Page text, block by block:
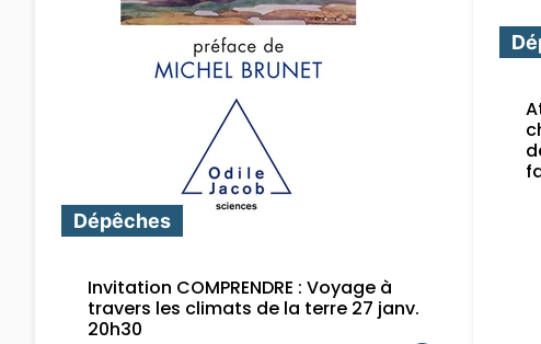
Dépêches
Invitation COMPRENDRE : Voyage à
travers les climats de la terre 27 janv.
20h30